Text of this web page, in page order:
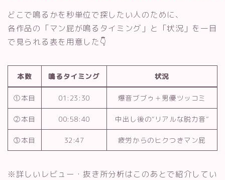
どこで鳴るかを秒単位で探したい人のために、
各作品の「マン屁が鳴るタイミング」と「状況」を一目
で見られる表を用意した👇
本数 鳴るタイミング 状況
①本目 01:23:30 爆音ブブゥ＋男優ツッコミ
②本目 00:58:40 中出し後の“リアルな脱力音”
③本目 32:47 疲労からのヒクつきマン屁
※詳しいレビュー・抜き所分析はこのあとで紹介してい